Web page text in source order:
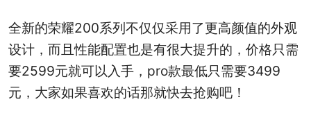
全新的荣耀200系列不仅仅采用了更高颜值的外观
设计，而且性能配置也是有很大提升的，价格只需
要2599元就可以入手，pro款最低只需要3499
元，大家如果喜欢的话那就快去抢购吧！